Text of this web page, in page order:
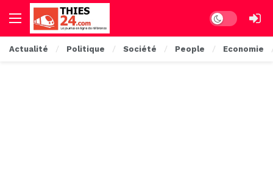
Dark mode
Actualité Politique Société People Economie